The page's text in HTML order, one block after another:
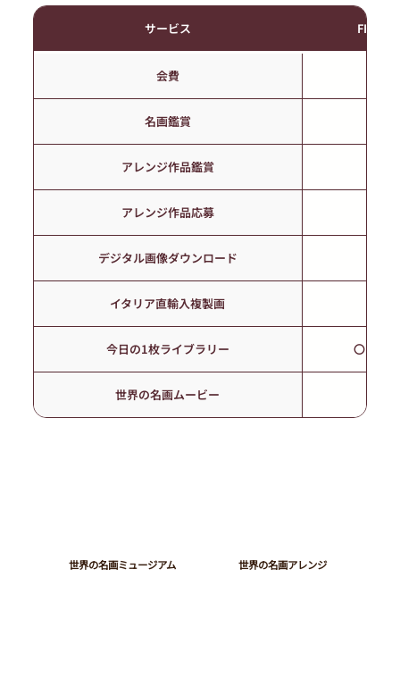
サービス FREE
会費
名画鑑賞
アレンジ作品鑑賞
アレンジ作品応募
デジタル画像ダウンロード
イタリア直輸入複製画
今日の1枚ライブラリー 〇 (簡略
世界の名画ムービー
​世界の名画ミュージアム 世界の名画アレンジ